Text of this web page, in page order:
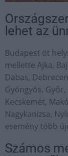
lehet az
Budapest öt
mellette Ajka,
Dabas,
Gyöngyös,
Kecskemét,
Nagykanizsa,
esemény több
Számos